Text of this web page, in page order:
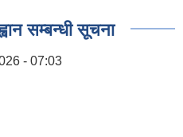
सम्बन्धी सूचना
- 07:03